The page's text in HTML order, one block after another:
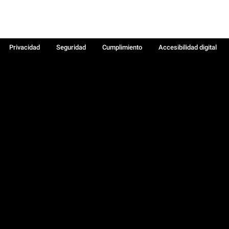
Privacidad Seguridad Cumplimiento
Accesibilidad digital